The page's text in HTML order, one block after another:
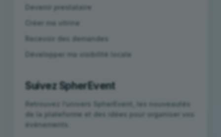
Devenir prestataire
Créer ma vitrine
Recevoir des demandes
Développer ma visibilité locale
Suivez SpherEvent
Retrouvez l’univers SpherEvent, les nouveautés
de la plateforme et des idées pour organiser vos
événements.